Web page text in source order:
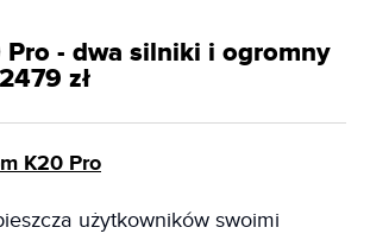
Pro - dwa silniki i ogromny
zł
K20 Pro
użytkowników swoimi